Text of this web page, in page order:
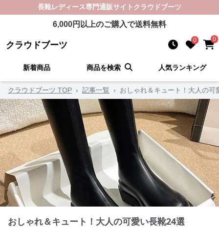
長靴レディース専門通販サイト クラウドブーツ
6,000円以上のご購入で送料無料
クラウドブーツ 0 0
新着商品 商品を検索 人気ランキング
クラウドブーツ TOP › 記事一覧 › おしゃれ＆キュート！大人の可
おしゃれ＆キュート！大人の可愛い長靴24選